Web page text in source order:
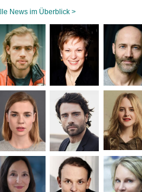
News im Überblick >
überspringen